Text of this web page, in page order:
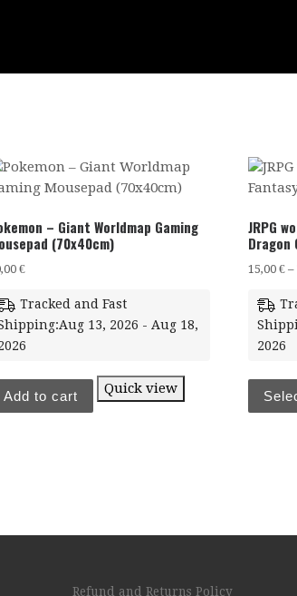
– Giant Worldmap Gaming
(70x40cm)
€
Tracked and Fast
13, 2026 - Aug 18,
Add to cart Quick view
JRPG
Dragon
15,00 € –
2026
Refund and Returns Policy